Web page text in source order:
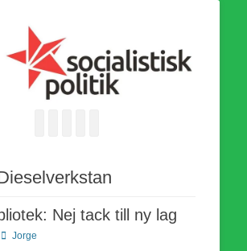
socialistiska Fjärde Internationalen och en viktig
tillgång i kampen för en socialistisk framtid!
Nej tack till ny lag
Författare
Jorge